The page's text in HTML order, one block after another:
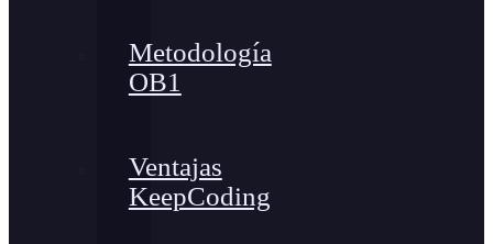
Metodología
OB1
Ventajas
KeepCoding